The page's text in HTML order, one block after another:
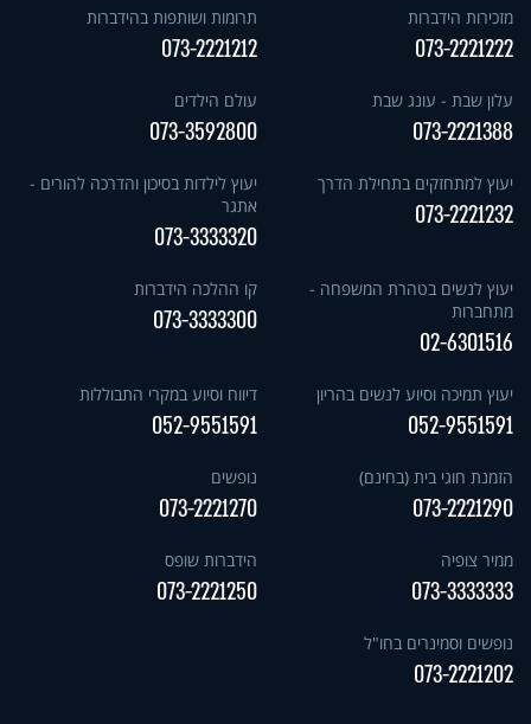
מזכירות הידברות
073-2221222
תרומות ושותפות בהידברות
073-2221212
עלון שבת - עונג שבת
073-2221388
עולם הילדים
073-3592800
יעוץ למתחזקים בתחילת הדרך
073-2221232
יעוץ לילדות בסיכון והדרכה להורים -
אתגר
073-3333320
יעוץ לנשים בטהרת המשפחה -
מתחברות
02-6301516
קו ההלכה הידברות
073-3333300
יעוץ תמיכה וסיוע לנשים בהריון
052-9551591
דיווח וסיוע במקרי התבוללות
052-9551591
הזמנת חוגי בית (בחינם)
073-2221290
נופשים
073-2221270
ממיר צופיה
073-3333333
הידברות שופס
073-2221250
נופשים וסמינרים בחו"ל
073-2221202